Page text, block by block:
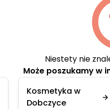
Niestety nie
Może poszukamy w
Kosmetyka w
Dobczyce